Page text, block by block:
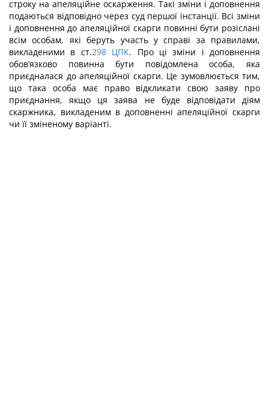
строку на апеляційне оскарження. Такі зміни і доповнення
подаються відповідно через суд першої інстанції. Всі зміни
і доповнення до апеляційної скарги повинні бути розіслані
всім особам, які беруть участь у справі за правилами,
викладеними в ст.298 ЦПК. Про ці зміни і доповнення
обов’язково повинна бути повідомлена особа, яка
приєдналася до апеляційної скарги. Це зумовлюється тим,
що така особа має право відкликати свою заяву про
приєднання, якщо ця заява не буде відповідати діям
скаржника, викладеним в доповненні апеляційної скарги
чи її зміненому варіанті.